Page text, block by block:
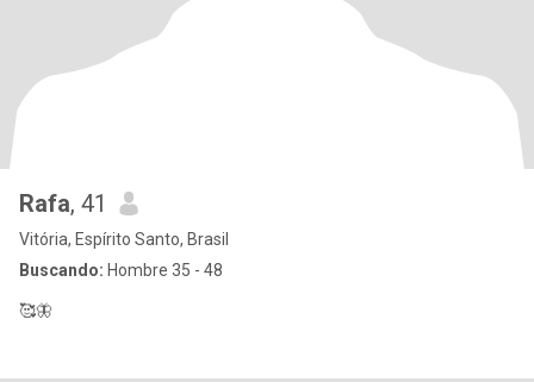
Rafa, 41
Vitória, Espírito Santo, Brasil
Buscando: Hombre 35 - 48
🥰🦋